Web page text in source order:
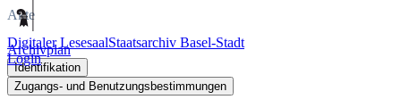
Digitaler LesesaalStaatsarchiv Basel-Stadt
Login
Akte
Archivplan
Identifikation
Zugangs- und Benutzungsbestimmungen